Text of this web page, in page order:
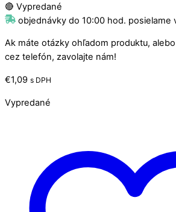
🔴 Vypredané
objednávky do 10:00 hod. posielame
Ak máte otázky ohľadom produktu,
cez telefón, zavolajte nám!
€1,09 s DPH
Vypredané